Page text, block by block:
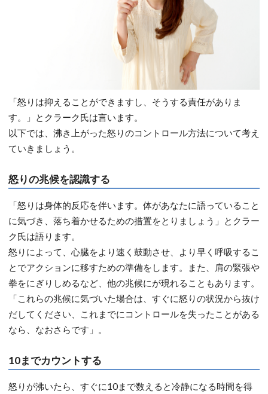
「怒りは抑えることができますし、そうする責任がありま
す。」とクラーク氏は言います。
以下では、沸き上がった怒りのコントロール方法について考え
ていきましょう。
怒りの兆候を認識する
「怒りは身体的反応を伴います。体があなたに語っていること
に気づき、落ち着かせるための措置をとりましょう」とクラー
ク氏は語ります。
怒りによって、心臓をより速く鼓動させ、より早く呼吸するこ
とでアクションに移すための準備をします。また、肩の緊張や
拳をにぎりしめるなど、他の兆候にが現れることもあります。
「これらの兆候に気づいた場合は、すぐに怒りの状況から抜け
だしてください、これまでにコントロールを失ったことがある
なら、なおさらです」。
10までカウントする
怒りが沸いたら、すぐに10まで数えると冷静になる時間を得